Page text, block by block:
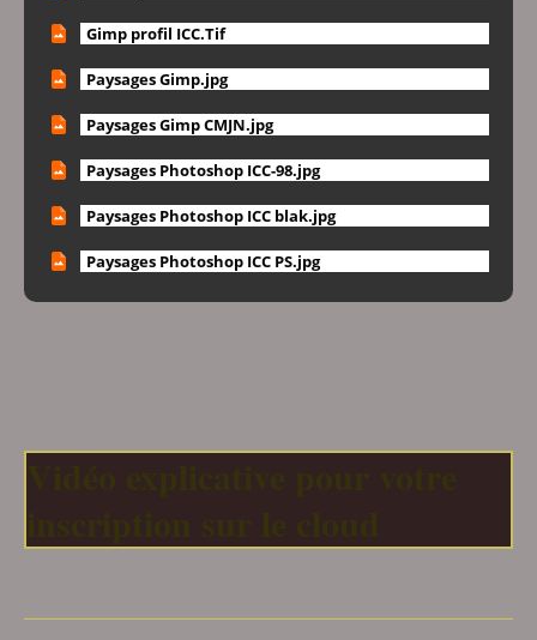
Gimp profil ICC.Tif
Paysages Gimp.jpg
Paysages Gimp CMJN.jpg
Paysages Photoshop ICC-98.jpg
Paysages Photoshop ICC blak.jpg
Paysages Photoshop ICC PS.jpg